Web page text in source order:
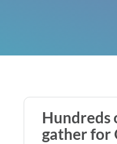
Hundreds
gather for